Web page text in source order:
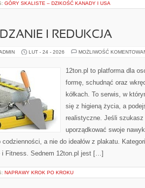
GÓRY SKALISTE – DZIKOŚĆ KANADY I USA
I REDUKCJA
LUT - 24 - 2026 MOŻLIWOŚĆ
12ton.pl to platforma dla
formę, schudnąć oraz
kółkach. To serwis, w
się z higieną życia, a
realistyczne. Jeśli
uporządkować swoje
codzienności, a nie do ideałów z plakatu.
i Fitness. Sednem 12ton.pl jest […]
NAPRAWY KROK PO KROKU